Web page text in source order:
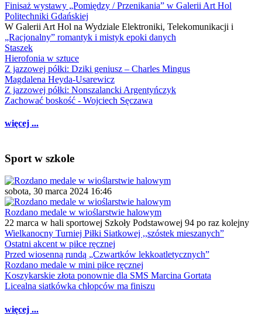
Finisaż wystawy „Pomiędzy / Przenikania” w Galerii Art Hol
Politechniki Gdańskiej
W Galerii Art Hol na Wydziale Elektroniki, Telekomunikacji i
„Racjonalny” romantyk i mistyk epoki danych
Staszek
Hierofonia w sztuce
Z jazzowej półki: Dziki geniusz – Charles Mingus
Magdalena Heyda-Usarewicz
Z jazzowej półki: Nonszalancki Argentyńczyk
Zachować boskość - Wojciech Sęczawa
więcej ...
Sport w szkole
sobota, 30 marca 2024 16:46
Rozdano medale w wioślarstwie halowym
22 marca w hali sportowej Szkoły Podstawowej 94 po raz kolejny
Wielkanocny Turniej Piłki Siatkowej ,,szóstek mieszanych”
Ostatni akcent w piłce ręcznej
Przed wiosenną rundą „Czwartków lekkoatletycznych”
Rozdano medale w mini piłce ręcznej
Koszykarskie złota ponownie dla SMS Marcina Gortata
Licealna siatkówka chłopców ma finiszu
więcej ...